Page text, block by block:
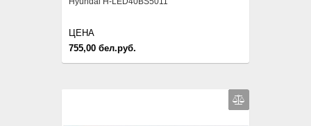
755,00 бел.руб.
ЦЕНА